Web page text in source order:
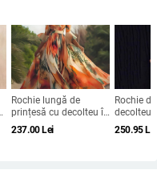
Rochie lungă de
prințesă cu decolteu în
V, mâneci clopot, talie
înaltă, imprimeu
237.00Lei
Rochie
decolteu
mâneci,
lungă,
250.95Lei